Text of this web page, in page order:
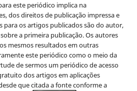
este periódico implica na
dos direitos de publicação impressa e
para os artigos publicados são do autor,
a primeira publicação. Os autores
mesmos resultados em outras
este periódico como o meio da
de sermos um periódico de acesso
dos artigos em aplicações
que citada a fonte conforme a